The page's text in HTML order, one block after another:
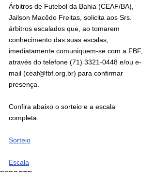
Árbitros de Futebol da Bahia (CEAF/BA),
Jailson Macêdo Freitas, solicita aos Srs.
árbitros escalados que, ao tomarem
conhecimento das suas escalas,
imediatamente comuniquem-se com a FBF,
através do telefone (71) 3321-0448 e/ou e-
mail (ceaf@fbf.org.br) para confirmar
presença.
Confira abaixo o sorteio e a escala
completa:
Sorteio
Escala